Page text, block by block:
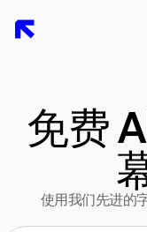
免费
使用我们先进的